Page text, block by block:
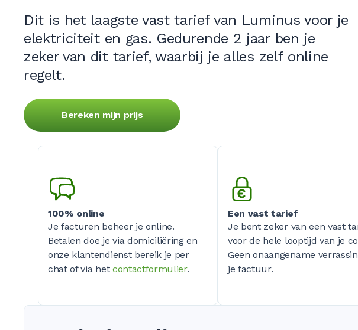
Dit is het laagste vast tarief van Luminus voor je
elektriciteit en gas. Gedurende 2 jaarben je
zeker van dit tarief, waarbij je alles zelf online
regelt.
Bereken mijn prijs
100% online
Je facturen beheer je online.
Betalen doe je via domiciliëring en
onze klantendienst bereik je per
chat of via het contactformulier.
Een vast tarief
Je bent zeker van een vast
voor de hele looptijd van je
Geen onaangename
je factuur.